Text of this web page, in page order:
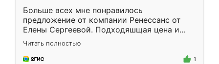
Больше всех мне понравилось
предложение от компании Ренессанс от
Елены Сергеевой. Подходяшщая цена и
короткие сроки изготовления. Приехавший
для замера сотрудник Владислав
предложил по моему эскизу самый
Читать полностью
1